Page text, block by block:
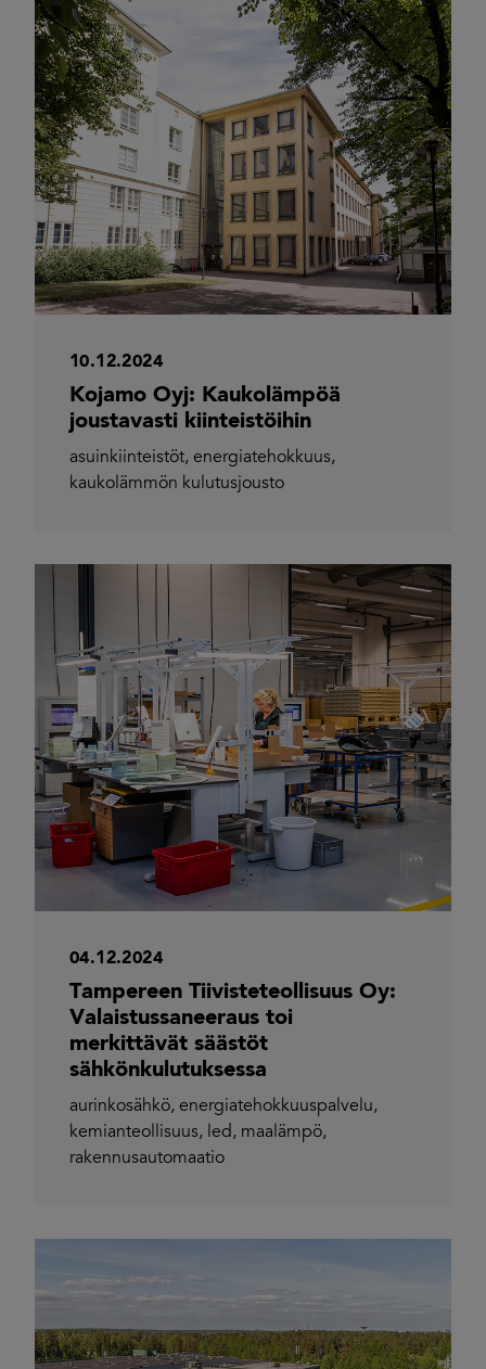
10.12.2024
Kojamo Oyj: Kaukolämpöä
joustavasti kiinteistöihin
asuinkiinteistöt, energiatehokkuus,
kaukolämmön kulutusjousto
04.12.2024
Tampereen Tiivisteteollisuus Oy:
Valaistussaneeraus toi
merkittävät säästöt
sähkönkulutuksessa
aurinkosähkö, energiatehokkuuspalvelu,
kemianteollisuus, led, maalämpö,
rakennusautomaatio